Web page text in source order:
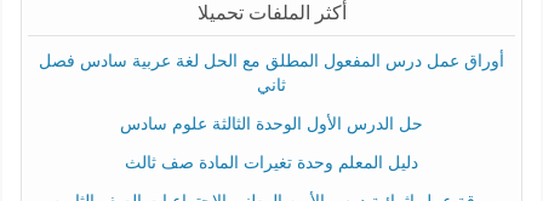
أكثر الملفات تحميلا
أوراق عمل درس المفعول المطلق مع الحل لغة عربية سادس فصل
ثاني
حل الدرس الأول الوحدة الثالثة علوم سادس
دليل المعلم وحدة تغيرات المادة صف ثالث